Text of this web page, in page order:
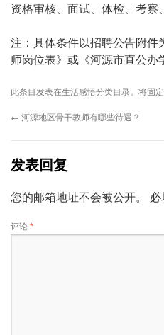
资格审核、面试、体检、考察
注‌：具体条件以招聘公告附件
师岗位表》或《河源市直公办
此条目发表在生活感悟分类目录。将固
← 河源地区骨干教师有哪些待遇？
发表回复
您的邮箱地址不会被公开。
评论*